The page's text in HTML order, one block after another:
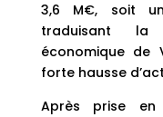
3,6 M€, soit
traduisant la
économique de
forte hausse
Après prise